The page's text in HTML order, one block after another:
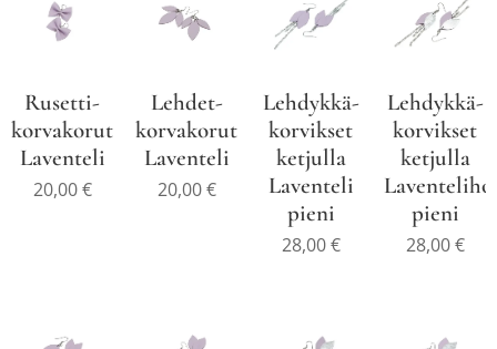
Rusetti-
korvakorut
Laventeli
20,00€
Lehdet-
korvakorut
Laventeli
20,00€
Lehdykkä-
korvikset
ketjulla
Laventeli
pieni
28,00€
Lehdykkä-
korvikset
ketjulla
pieni
28,00€